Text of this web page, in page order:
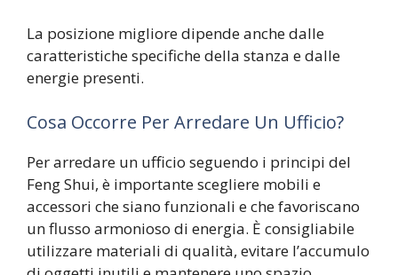
La posizione migliore dipende anche dalle
caratteristiche specifiche della stanza e dalle
energie presenti.
Cosa Occorre Per Arredare Un Ufficio?
Per arredare un ufficio seguendo i principi del
Feng Shui, è importante scegliere mobili e
accessori che siano funzionali e che favoriscano
un flusso armonioso di energia. È consigliabile
utilizzare materiali di qualità, evitare l’accumulo
A
e
d